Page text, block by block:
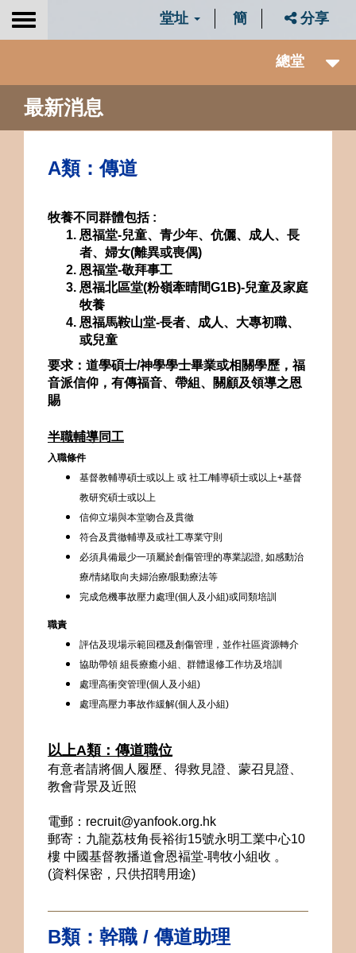
Toggle
堂址 簡 分享
總堂
最新消息
A類：傳道
牧養不同群體包括 :
恩福堂-兒童、青少年、伉儷、成人、長
者、婦女(離異或喪偶)
恩福堂-敬拜事工
恩福北區堂(粉嶺牽晴間G1B)-兒童及家庭
牧養
恩福馬鞍山堂-長者、成人、大專初職、
或兒童
要求：道學碩士/神學學士畢業或相關學歷，福
音派信仰，有傳福音、帶組、關顧及領導之恩
賜
半職輔導同工
入職條件
基督教輔導碩士或以上 或 社工/輔導碩士或以上+基督
教研究碩士或以上
信仰立場與本堂吻合及貫徹
符合及貫徹輔導及或社工專業守則
必須具備最少一項屬於創傷管理的專業認證, 如感動治
療/情緒取向夫婦治療/眼動療法等
完成危機事故壓力處理(個人及小組)或同類培訓
職責
評估及現場示範回穩及創傷管理，並作社區資源轉介
協助帶領 組長療癒小組、群體退修工作坊及培訓
處理高衝突管理(個人及小組)
處理高壓力事故作緩解(個人及小組)
以上A類：傳道職位
有意者請將個人履歷、得救見證、蒙召見證、
教會背景及近照
電郵：recruit@yanfook.org.hk
郵寄： 九龍荔枝角長裕街15號永明工業中心10
樓 中國基督教播道會恩褔堂-聘牧小組收 。
(資料保密，只供招聘用途)
B類：幹職 / 傳道助理